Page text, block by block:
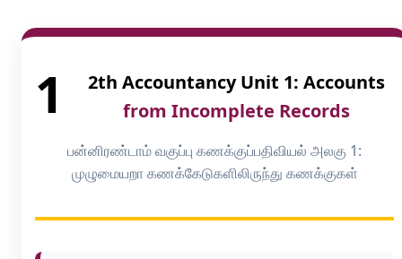
1
2th Accountancy Unit 1: Accounts
from Incomplete Records
பன்னிரண்டாம் வகுப்பு கணக்குப்பதிவியல் அலகு 1:
முழுமையறா கணக்கேடுகளிலிருந்து கணக்குகள்